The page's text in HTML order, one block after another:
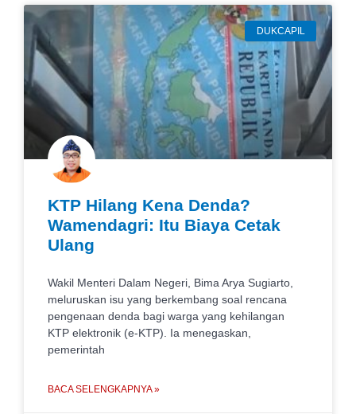
DUKCAPIL
KTP Hilang Kena Denda?
Wamendagri: Itu Biaya Cetak
Ulang
Wakil Menteri Dalam Negeri, Bima Arya Sugiarto,
meluruskan isu yang berkembang soal rencana
pengenaan denda bagi warga yang kehilangan
KTP elektronik (e-KTP). Ia menegaskan,
pemerintah
BACA SELENGKAPNYA »